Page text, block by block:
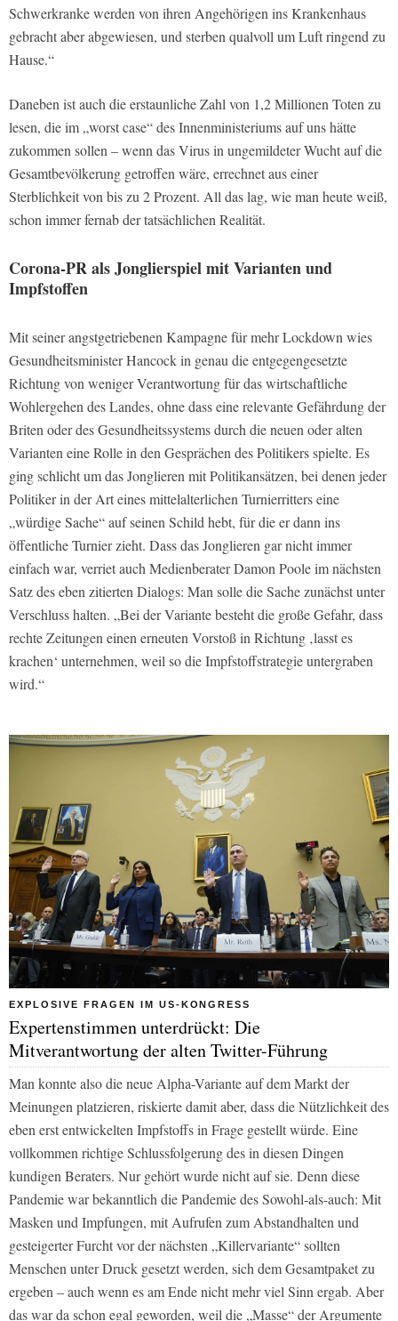
Schwerkranke werden von ihren Angehörigen ins Krankenhaus
gebracht aber abgewiesen, und sterben qualvoll um Luft ringend zu
Hause.“
Daneben ist auch die erstaunliche Zahl von 1,2 Millionen Toten zu
lesen, die im „worst case“ des Innenministeriums auf uns hätte
zukommen sollen – wenn das Virus in ungemildeter Wucht auf die
Gesamtbevölkerung getroffen wäre, errechnet aus einer
Sterblichkeit von bis zu 2 Prozent. All das lag, wie man heute weiß,
schon immer fernab der tatsächlichen Realität.
Corona-PR als Jonglierspiel mit Varianten und
Impfstoffen
Mit seiner angstgetriebenen Kampagne für mehr Lockdown wies
Gesundheitsminister Hancock in genau die entgegengesetzte
Richtung von weniger Verantwortung für das wirtschaftliche
Wohlergehen des Landes, ohne dass eine relevante Gefährdung der
Briten oder des Gesundheitssystems durch die neuen oder alten
Varianten eine Rolle in den Gesprächen des Politikers spielte. Es
ging schlicht um das Jonglieren mit Politikansätzen, bei denen jeder
Politiker in der Art eines mittelalterlichen Turnierritters eine
„würdige Sache“ auf seinen Schild hebt, für die er dann ins
öffentliche Turnier zieht. Dass das Jonglieren gar nicht immer
einfach war, verriet auch Medienberater Damon Poole im nächsten
Satz des eben zitierten Dialogs: Man solle die Sache zunächst unter
Verschluss halten. „Bei der Variante besteht die große Gefahr, dass
rechte Zeitungen einen erneuten Vorstoß in Richtung ‚lasst es
krachen‘ unternehmen, weil so die Impfstoffstrategie untergraben
wird.“
EXPLOSIVE FRAGEN IM US-KONGRESS
Expertenstimmen unterdrückt: Die
Mitverantwortung der alten Twitter-Führung
Man konnte also die neue Alpha-Variante auf dem Markt der
Meinungen platzieren, riskierte damit aber, dass die Nützlichkeit des
eben erst entwickelten Impfstoffs in Frage gestellt würde. Eine
vollkommen richtige Schlussfolgerung des in diesen Dingen
kundigen Beraters. Nur gehört wurde nicht auf sie. Denn diese
Pandemie war bekanntlich die Pandemie des Sowohl-als-auch: Mit
Masken und Impfungen, mit Aufrufen zum Abstandhalten und
gesteigerter Furcht vor der nächsten „Killervariante“ sollten
Menschen unter Druck gesetzt werden, sich dem Gesamtpaket zu
ergeben – auch wenn es am Ende nicht mehr viel Sinn ergab. Aber
das war da schon egal geworden, weil die „Masse“ der Argumente